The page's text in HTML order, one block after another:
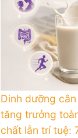
Dinh dưỡng
tăng trưởng
chất lẫn trí tuệ: